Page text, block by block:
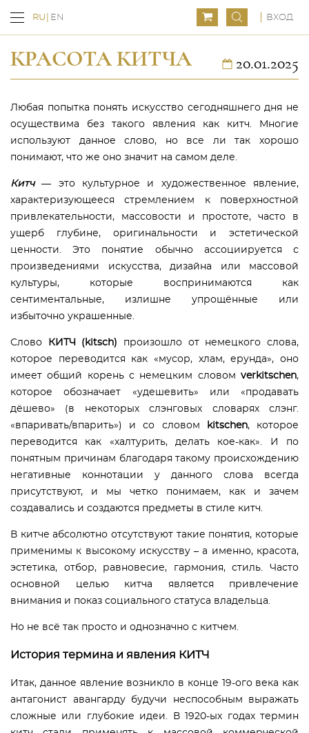
RU EN ВХОД
КРАСОТА КИТЧА 20.01.2025
Любая попытка понять искусство сегодняшнего дня не
осуществима без такого явления как китч. Многие
используют данное слово, но все ли так хорошо
понимают, что же оно значит на самом деле.
Китч— это культурное и художественное явление,
характеризующееся стремлением к поверхностной
привлекательности, массовости и простоте, часто в
ущерб глубине, оригинальности и эстетической
ценности. Это понятие обычно ассоциируется с
произведениями искусства, дизайна или массовой
культуры, которые воспринимаются как
сентиментальные, излишне упрощённые или
избыточно украшенные.
Слово КИТЧ (kitsch) произошло от немецкого слова,
которое переводится как «мусор, хлам, ерунда», оно
имеет общий корень с немецким словом verkitschen,
которое обозначает «удешевить» или «продавать
дёшево» (в некоторых слэнговых словарях слэнг.
«впаривать/впарить») и со словом
kitschen, которое
переводится как «халтурить, делать кое-как». И по
понятным причинам благодаря такому происхождению
негативные коннотации у данного слова всегда
присутствуют, и мы четко понимаем, как и зачем
создавались и создаются предметы в стиле китч.
В китче абсолютно отсутствуют такие понятия, которые
применимы к высокому искусству – а именно, красота,
эстетика, отбор, равновесие, гармония, стиль. Часто
основной целью китча является привлечение
внимания и показ социального статуса владельца.
Но не всё так просто и однозначно с китчем.
История термина и явления КИТЧ
Итак, данное явление возникло в конце 19-ого века как
антагонист авангарду будучи неспособным выражать
сложные или глубокие идеи. В 1920-ых годах термин